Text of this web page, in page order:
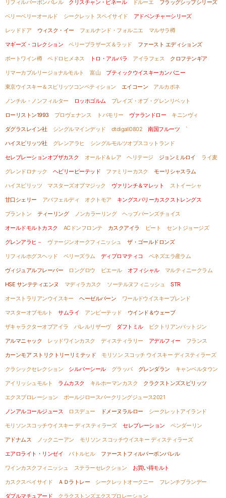
リフィルバーボンバレル クリスチャン・ビネール ドルーエ
フラッグシップシリーズ
ベリーベリーオールド
シークレット スペイサイド
アドベンチャーシリーズ
レッドドア
ウィスク・イー フェルナンド・フォルニエ
マルサラ樽
マギーズ・コレクション
ベリーブラザーズ＆ラッド
ファースト エディションズ
ポートワイン樽
ペドロヒメネス トロ・アルバラ アイラフェス
クロフテンギア
リマーカブルリージョナルモルト
富山
ブティックウイスキーカンパニー
東京ウイスキー＆スピリッツコンペティション
エイコーン
アルカポネ
ノンチル・ノンフィルター
ロッホゴルム
ブレイズ・オブ・グレンリベット
ローリストン1993
プロヴェナンス トバモリー ヴァランドロー
キニンヴィ
ダグラスレイン社
シングルマインデッド dtdigall0802 南国フルーツ
`
ハイスピリッツ社
グレンアラヒ
シングルモルツオブスコットランド
セレブレーションオブザカスク
オールド＆レア ヘリテージ ジョンミルロイ
ライ麦
グレンドロナック
ヘビリーピーテッド ファミリーカスク
モーリシャスラム
ハイスピリッツ
マスターズオブマジック ヴァリンチ＆マレット
ストイーシャ
甘口シェリー
アバフェルディ オクトモア
キングスバリーカスクストレングス
ブラントン
ティーリング ノンカラーリング
ヘップバーンズチョイス
オールドモルトカスク
ACドンフロンテ カスクアイラ ピート
セントジョージズ
グレンアラヒ－
ヴァージンオークフィニッシュ
ザ・ゴールドロンズ
リフィルホグスヘッド
ベリーズラム ディプロマティコ
ベネズエラ産ラム
ヴィジュアルフレーバー
ロングロウ ビエール オフィシャル
マルティニークラム
HSE サンテティエンヌ
マディラカスク ソーテルヌフィニッシュ
STR
オーストラリアンウイスキー
ヘーゼルバーン
ワールドウイスキーブレンド
マスターオブモルト
サムライ アンピーテッド
ウインド＆ウェーブ
ザキャラクターオブアイラ
バレルリザーヴ ダフトミル
ビクトリアンバットジン
アルマニャック
レッドワインカスク ディスティラリー アデルフィー
フランス
カーンモア ストリクトリーリミテッド
モリソン スコッチ ウイスキー ディスティラーズ
クラシックセレクション
シルバーシール グラッパ グレンダラン
キャンベルタウン
アイリッシュモルト
ラムカスク キルホーマンカスク
クラクストンズスピリッツ
エクスプロレーション
ポールジロースパークリングジュース2021
ノンアルコールジュース
ロスデュー ドメーヌラルロー
シークレットアイランド
モリソンスコッチウイスキー ディスティラーズ
セレブレーション
ペンダーリン
アドナムス
ノックニーアン
モリソン スコッチウイスキー ディスティラーズ
エアロライト・リンゼイ
バトルヒル
ファーストフィルバーボンバレル
ワインカスクフィニッシュ
ステラーセレクション
お買い得モルト
カスクスペイサイド
ＡＤラトレー シークレットオークニー
フレンチブランデー
ダブルマチュアード
クラクストンズエクスプロレーション